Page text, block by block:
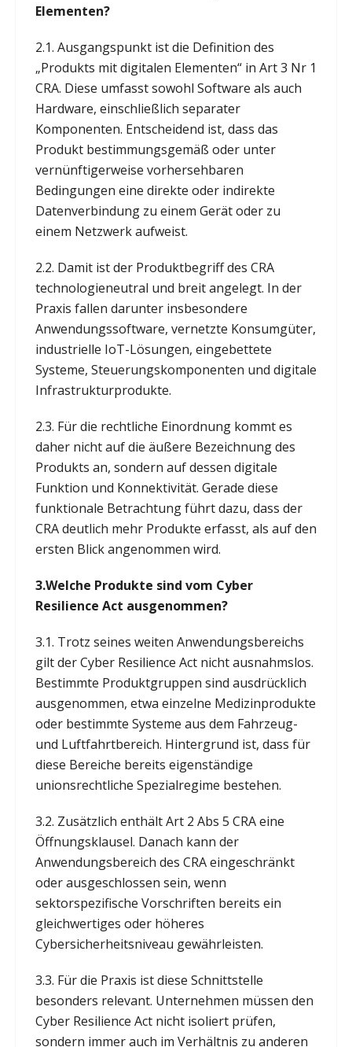
Elementen?
2.1. Ausgangspunkt ist die Definition des
„Produkts mit digitalen Elementen“ in Art 3 Nr 1
CRA. Diese umfasst sowohl Software als auch
Hardware, einschließlich separater
Komponenten. Entscheidend ist, dass das
Produkt bestimmungsgemäß oder unter
vernünftigerweise vorhersehbaren
Bedingungen eine direkte oder indirekte
Datenverbindung zu einem Gerät oder zu
einem Netzwerk aufweist.
2.2. Damit ist der Produktbegriff des CRA
technologieneutral und breit angelegt. In der
Praxis fallen darunter insbesondere
Anwendungssoftware, vernetzte Konsumgüter,
industrielle IoT-Lösungen, eingebettete
Systeme, Steuerungskomponenten und digitale
Infrastrukturprodukte.
2.3. Für die rechtliche Einordnung kommt es
daher nicht auf die äußere Bezeichnung des
Produkts an, sondern auf dessen digitale
Funktion und Konnektivität. Gerade diese
funktionale Betrachtung führt dazu, dass der
CRA deutlich mehr Produkte erfasst, als auf den
ersten Blick angenommen wird.
3.Welche Produkte sind vom Cyber
Resilience Act ausgenommen?
3.1. Trotz seines weiten Anwendungsbereichs
gilt der Cyber Resilience Act nicht ausnahmslos.
Bestimmte Produktgruppen sind ausdrücklich
ausgenommen, etwa einzelne Medizinprodukte
oder bestimmte Systeme aus dem Fahrzeug-
und Luftfahrtbereich. Hintergrund ist, dass für
diese Bereiche bereits eigenständige
unionsrechtliche Spezialregime bestehen.
3.2. Zusätzlich enthält Art 2 Abs 5 CRA eine
Öffnungsklausel. Danach kann der
Anwendungsbereich des CRA eingeschränkt
oder ausgeschlossen sein, wenn
sektorspezifische Vorschriften bereits ein
gleichwertiges oder höheres
Cybersicherheitsniveau gewährleisten.
3.3. Für die Praxis ist diese Schnittstelle
besonders relevant. Unternehmen müssen den
Cyber Resilience Act nicht isoliert prüfen,
sondern immer auch im Verhältnis zu anderen